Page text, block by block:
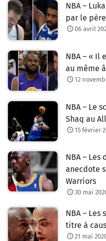
NBA –
par le
06 avril
NBA – « Il
au même
12
NBA – Le
Shaq au
15 février
NBA – Les
anecdote
Warriors
30 mai
NBA – Les
titre à
21 mai